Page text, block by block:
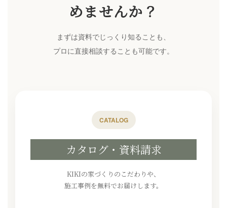
めませんか？
まずは資料でじっくり知ることも、
プロに直接相談することも可能です。
CATALOG
カタログ・資料請求
KIKIの家づくりのこだわりや、
施工事例を無料でお届けします。